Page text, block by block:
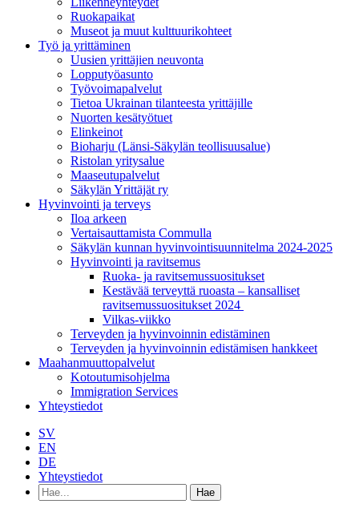
Ruokapaikat
Museot ja muut kulttuurikohteet
Työ ja yrittä­minen
Uusien yrittäjien neuvonta
Lopputyöasunto
Työvoimapalvelut
Tietoa Ukrainan tilanteesta yrittäjille
Nuorten kesätyötuet
Elinkeinot
Bioharju (Länsi-Säkylän teollisuusalue)
Ristolan yritysalue
Maaseutupalvelut
Säkylän Yrittäjät ry
Hyvinvointi ja terveys
Iloa arkeen
Vertaisauttamista Commulla
Säkylän kunnan hyvinvointisuunnitelma 2024-2025
Hyvinvointi ja ravitsemus
Ruoka- ja ravitsemussuositukset
Kestävää terveyttä ruoasta – kansalliset
ravitsemussuositukset 2024
Vilkas-viikko
Terveyden ja hyvinvoinnin edistäminen
Terveyden ja hyvinvoinnin edistämisen hankkeet
Maahanmuuttopalvelut
Kotoutumisohjelma
Immigration Services
Yhteystiedot
SV
EN
DE
Yhteystiedot
Hae
hakusanalla: